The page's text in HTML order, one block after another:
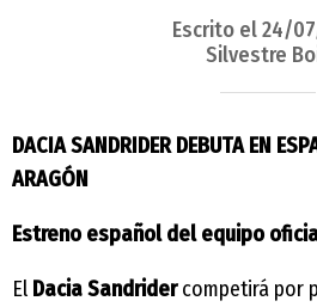
Escrito el 24/
Silvestre
DACIA SANDRIDER DEBUTA EN
ARAGÓN
Estreno español del equipo
El Dacia Sandridercompetirá por